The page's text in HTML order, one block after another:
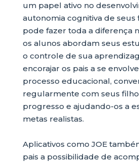
um papel ativo no
autonomia cognitiva de seus
pode fazer toda a diferença
os alunos abordam seus
o controle de sua
encorajar os pais a se
processo educacional,
regularmente com seus
progresso e ajudando-os a
metas realistas.
Aplicativos como JOE
pais a possibilidade de